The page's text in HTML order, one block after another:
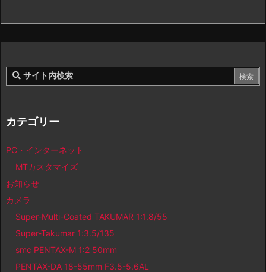
カテゴリー
PC・インターネット
MTカスタマイズ
お知らせ
カメラ
Super-Multi-Coated TAKUMAR 1:1.8/55
Super-Takumar 1:3.5/135
smc PENTAX-M 1:2 50mm
PENTAX-DA 18-55mm F3.5-5.6AL